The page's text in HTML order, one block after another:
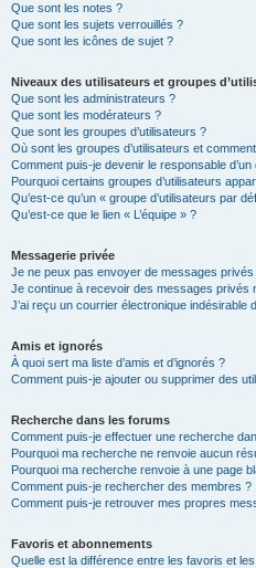
Que sont les notes ?
Que sont les sujets verrouillés ?
Que sont les icônes de sujet ?
Niveaux des utilisateurs et groupes
Que sont les administrateurs ?
Que sont les modérateurs ?
Que sont les groupes d’utilisateurs ?
Où sont les groupes d’utilisateurs et
Comment puis-je devenir le responsable d’un
Pourquoi certains groupes d’utilisateurs
Qu’est-ce qu’un « groupe d’utilisateurs par
Qu’est-ce que le lien « L’équipe » ?
Messagerie privée
Je ne peux pas envoyer de messages privés
Je continue à recevoir des messages privés
J’ai reçu un courrier électronique indésirable
Amis et ignorés
À quoi sert ma liste d’amis et d’ignorés ?
Comment puis-je ajouter ou supprimer des
Recherche dans les forums
Comment puis-je effectuer une recherche
Pourquoi ma recherche ne renvoie aucun
Pourquoi ma recherche renvoie à une page
Comment puis-je rechercher des membres ?
Comment puis-je retrouver mes propres
Favoris et abonnements
Quelle est la différence entre les favoris et